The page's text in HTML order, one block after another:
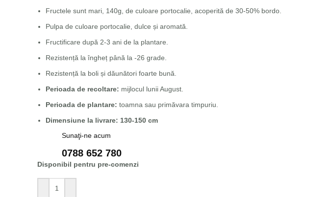
Fructele sunt mari, 140g, de culoare portocalie, acoperită de 30-50% bordo.
Pulpa de culoare portocalie, dulce și aromată.
Fructificare după 2-3 ani de la plantare.
Rezistență la îngheț până la -26 grade.
Rezistență la boli și dăunători foarte bună.
Perioada de recoltare: mijlocul lunii August.
Perioada de plantare: toamna sau primăvara timpuriu.
Dimensiune la livrare: 130-150 cm
Sunaţi-ne acum
0788 652 780
Disponibil pentru pre-comenzi